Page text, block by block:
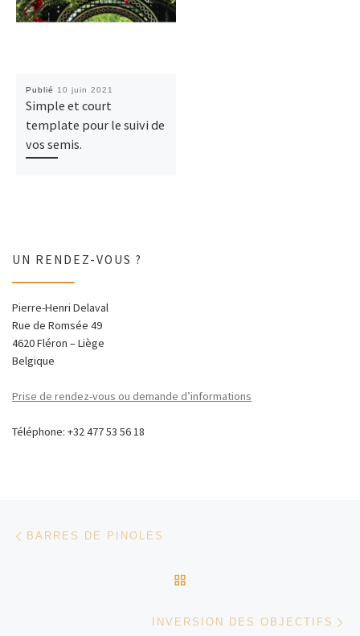
Publié 10 juin 2021
Simple et court
template pour le suivi de
vos semis.
UN RENDEZ-VOUS ?
Pierre-Henri Delaval
Rue de Romsée 49
4620 Fléron – Liège
Belgique
Prise de rendez-vous ou demande d’informations
Téléphone: +32 477 53 56 18
Parcourir les billets
BARRES DE PINOLES
INVERSION DES OBJECTIFS